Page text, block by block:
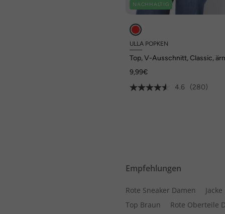
NACHHALTIG
ULLA POPKEN
Top, V-Ausschnitt, Classic,
9,99€
4.6
(280)
Empfehlungen
Rote Sneaker Damen
Top Braun
Rote Oberteile